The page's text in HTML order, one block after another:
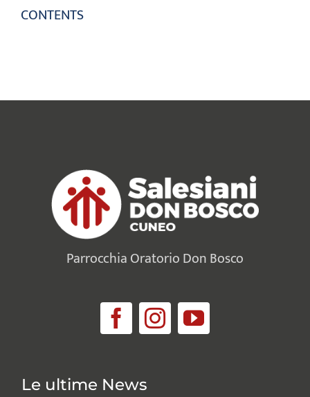
CONTENTS
Parrocchia Oratorio Don Bosco
Le ultime News